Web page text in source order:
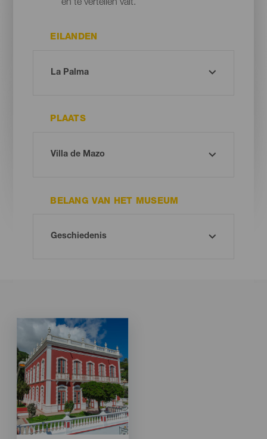
en te vertellen valt.
EILANDEN
PLAATS
BELANG VAN HET MUSEUM
Imagen
Listado
Imagen